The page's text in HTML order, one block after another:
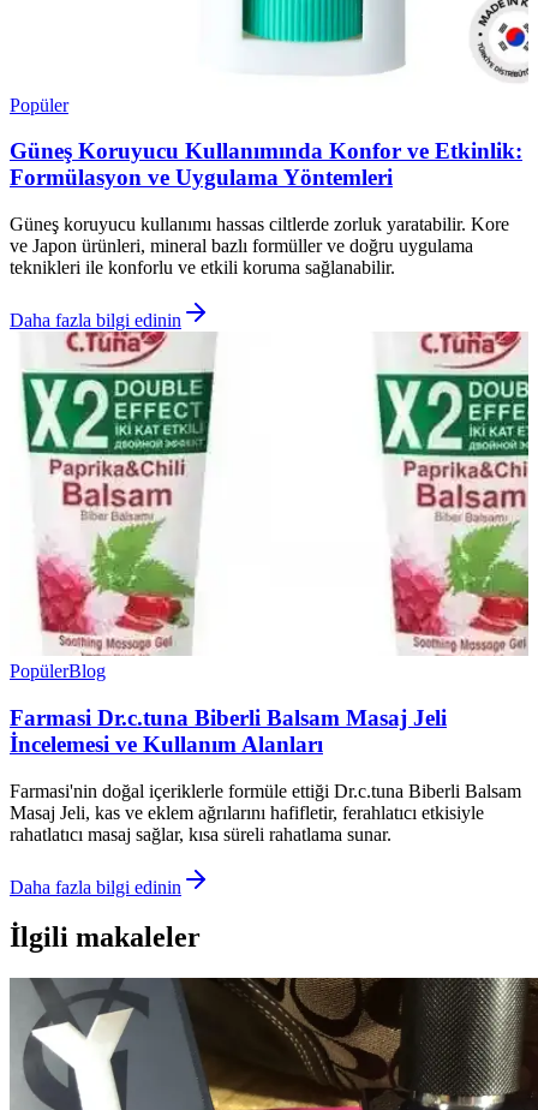
Popüler
Güneş Koruyucu Kullanımında Konfor ve Etkinlik:
Formülasyon ve Uygulama Yöntemleri
Güneş koruyucu kullanımı hassas ciltlerde zorluk yaratabilir. Kore
ve Japon ürünleri, mineral bazlı formüller ve doğru uygulama
teknikleri ile konforlu ve etkili koruma sağlanabilir.
Daha fazla bilgi edinin
PopülerBlog
Farmasi Dr.c.tuna Biberli Balsam Masaj Jeli
İncelemesi ve Kullanım Alanları
Farmasi'nin doğal içeriklerle formüle ettiği Dr.c.tuna Biberli Balsam
Masaj Jeli, kas ve eklem ağrılarını hafifletir, ferahlatıcı etkisiyle
rahatlatıcı masaj sağlar, kısa süreli rahatlama sunar.
Daha fazla bilgi edinin
İlgili makaleler